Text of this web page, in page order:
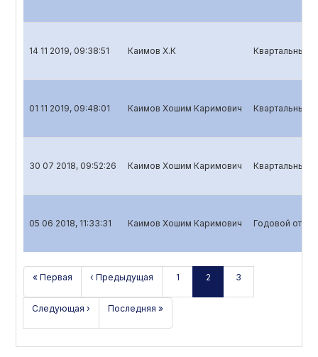
14 11 2019, 09:38:51 Каимов Х.К Квартальный
01 11 2019, 09:48:01 Каимов Хошим Каримович Квартальный
30 07 2018, 09:52:26 Каимов Хошим Каримович Квартальный
05 06 2018, 11:33:31 Каимов Хошим Каримович Годовой
« Первая ‹ Предыдущая 1 2 3
Следующая › Последняя »